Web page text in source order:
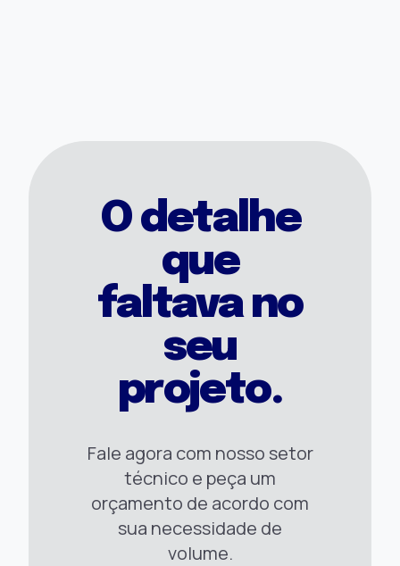
O detalhe
que
faltava no
seu
projeto.
Fale agora com nosso setor
técnico e peça um
orçamento de acordo com
sua necessidade de
volume.